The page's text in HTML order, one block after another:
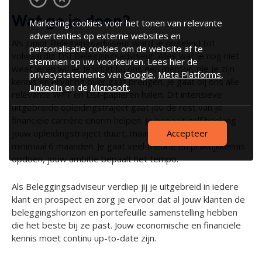
Wat ga je doen?
Als Junior Beleggingsadviseur word je opgeleid tot
volwaardig DSI Beleggingsadviseur. Alles wat je nog niet
weet leren wij je. Je krijgt bij ons een mentor, die je zijn
kennis en ervaring over gaat brengen. Je gaat bij ons alle
relevante WFT en DSI-papieren halen. Dit intensieve
uitgebreide opleidingstraject gaat jou de rest van je
financiële carrière enorm helpen. Je bepaalt zelf hoelang
jouw opleidingstraject duurt, maar houd rekening met
minimaal 6 maanden. Je gaat veel theorie en praktijkkennis
opdoen, jouw ambitie bepaalt het tempo.
Als Beleggingsadviseur verdiep jij je uitgebreid in iedere
klant en prospect en zorg je ervoor dat al jouw klanten de
beleggingshorizon en portefeuille samenstelling hebben
die het beste bij ze past. Jouw economische en financiële
kennis moet continu up-to-date zijn.
Marketing cookies voor het tonen van relevante
advertenties op externe websites en
personalisatie cookies om de website af te
stemmen op uw voorkeuren. Lees hier de
privacystatements van Google, Meta Platforms,
LinkedIn en de Microsoft.
Accepteer